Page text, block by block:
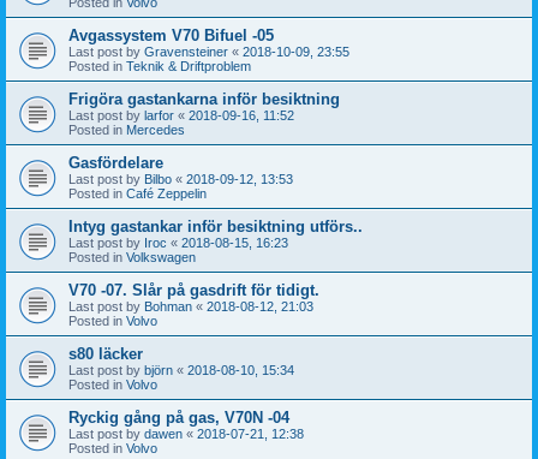
Avgassystem V70 Bifuel -05
Last post by Gravensteiner « 2018-10-09, 23:55
Posted in Teknik & Driftproblem
Frigöra gastankarna inför besiktning
Last post by larfor « 2018-09-16, 11:52
Posted in Mercedes
Gasfördelare
Last post by Bilbo « 2018-09-12, 13:53
Posted in Café Zeppelin
Intyg gastankar inför besiktning utförs..
Last post by Iroc « 2018-08-15, 16:23
Posted in Volkswagen
V70 -07. Slår på gasdrift för tidigt.
Last post by Bohman « 2018-08-12, 21:03
Posted in Volvo
s80 läcker
Last post by björn « 2018-08-10, 15:34
Posted in Volvo
Ryckig gång på gas, V70N -04
Last post by dawen « 2018-07-21, 12:38
Posted in Volvo